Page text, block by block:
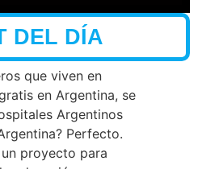
DEL DÍA
que viven en
en Argentina, se
Argentinos
Perfecto.
proyecto para